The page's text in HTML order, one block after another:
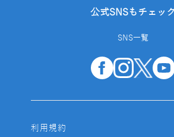
公式SNSもチェック
SNS一覧
利用規約